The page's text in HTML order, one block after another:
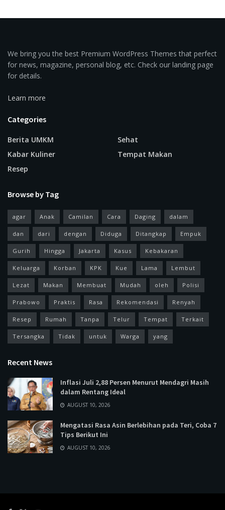
We bring you the best Premium WordPress Themes that perfect
for news, magazine, personal blog, etc. Check our landing page
for details.
Learn more
Categories
Berita UMKM
Kabar Kuliner
Resep
Sehat
Tempat Makan
Browse by Tag
agar Anak Camilan Cara Daging dalam
dan dari dengan Diduga Ditangkap Empuk
Gurih Hingga Jakarta Kasus Kebakaran
Keluarga Korban KPK Kue Lama Lembut
Lezat Makan Membuat Mudah oleh Polisi
Prabowo Praktis Rasa Rekomendasi Renyah
Resep Rumah Tanpa Telur Tempat Terkait
Tersangka Tidak untuk Warga yang
Recent News
Inflasi Juli 2,88 Persen Menurut Mendagri Masih
dalam Rentang Ideal
AUGUST 10, 2026
Mengatasi Rasa Asin Berlebihan pada Teri, Coba 7
Tips Berikut Ini
AUGUST 10, 2026